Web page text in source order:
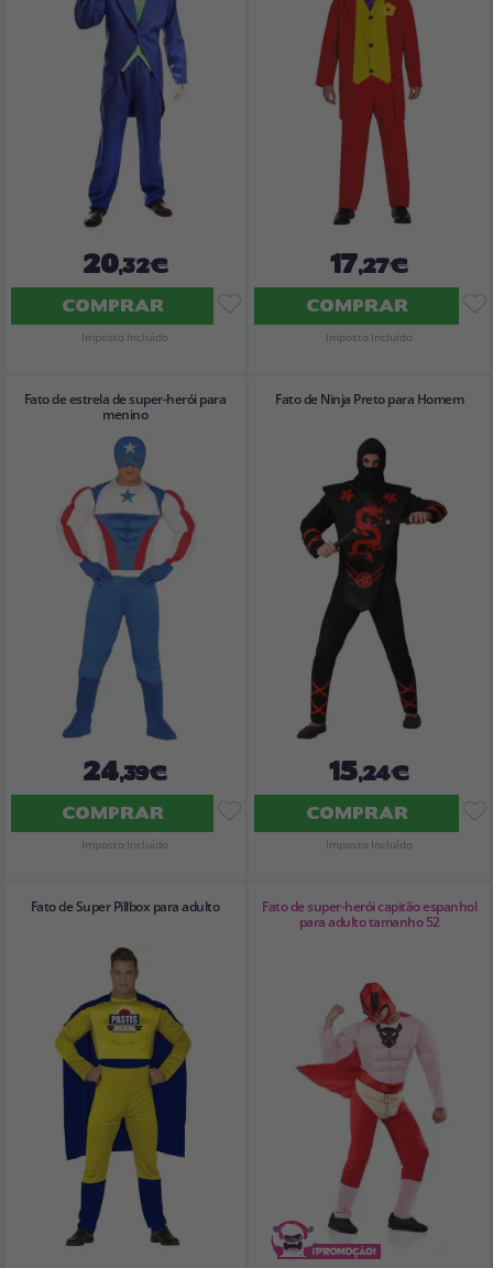
20,32€
COMPRAR
Imposto Incluído
17,27€
COMPRAR
Imposto Incluído
Fato de estrela de super-herói para
menino
24,39€
COMPRAR
Imposto Incluído
Fato de Ninja Preto para Homem
15,24€
COMPRAR
Imposto Incluído
Fato de Super Pillbox para adulto
Fato de super-herói capitão espanhol
para adulto tamanho 52